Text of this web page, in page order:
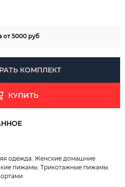
от 5000 руб
КОМПЛЕКТ
КУПИТЬ
одежда Женские домашние
пижамы Трикотажные пижамы